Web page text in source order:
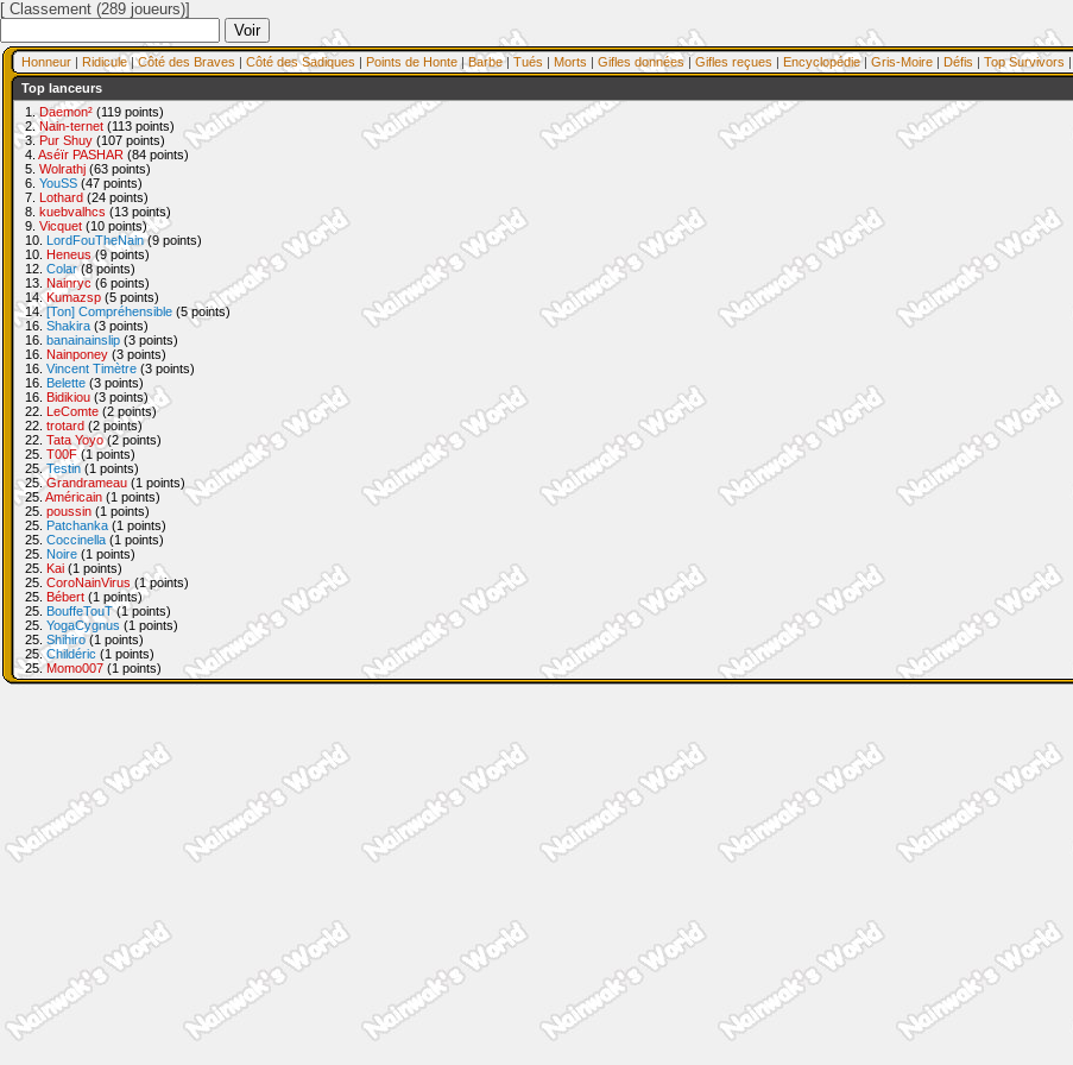
[ Classement (289 joueurs)]
Honneur | Ridicule|Côté des Braves | Côté des Sadiques | Points de Honte |Barbe| Tués | Morts | Gifles données | Gifles reçues | Encyclopédie| Gris-Moire | Défis | Top Survivors |
Top lanceurs
1. Daemon² (119 points)
2.Nain-ternet (113 points)
3. Pur Shuy (107 points)
4. Aséïr PASHAR (84 points)
5. Wolrathj (63 points)
6. YouSS (47 points)
7. Lothard (24 points)
8. kuebvalhcs (13 points)
9. Vicquet (10 points)
10. LordFouTheNain(9 points)
10. Heneus(9 points)
12. Colar(8 points)
13. Nainryc (6 points)
14.Kumazsp (5 points)
14.[Ton] Compréhensible (5 points)
16. Shakira (3 points)
16. banainainslip (3 points)
16. Nainponey (3 points)
16. Vincent Timètre (3 points)
16. Belette (3 points)
16. Bidikiou (3 points)
22. LeComte (2 points)
22. trotard (2 points)
22. Tata Yoyo(2 points)
25. T00F(1 points)
25.Testin (1 points)
25.Grandrameau (1 points)
25. Américain (1 points)
25. poussin (1 points)
25. Patchanka (1 points)
25. Coccinella (1 points)
25. Noire (1 points)
25. Kai (1 points)
25. CoroNainVirus (1 points)
25. Bébert (1 points)
25. BouffeTouT(1 points)
25. YogaCygnus (1 points)
25. Shihiro (1 points)
25.Childéric (1 points)
25.Momo007 (1 points)